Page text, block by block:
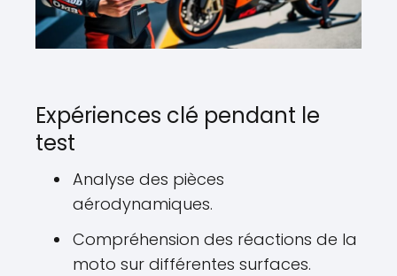
Expériences clé pendant le
test
Analyse des pièces
aérodynamiques.
Compréhension des réactions de la
moto sur différentes surfaces.